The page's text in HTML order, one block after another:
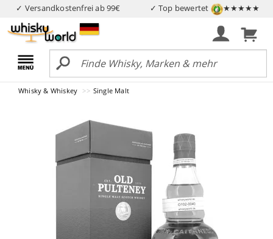
✓ Versandkostenfrei ab 99€ ✓ Top bewertet ★★★★★
Whisky & Whiskey Single Malt